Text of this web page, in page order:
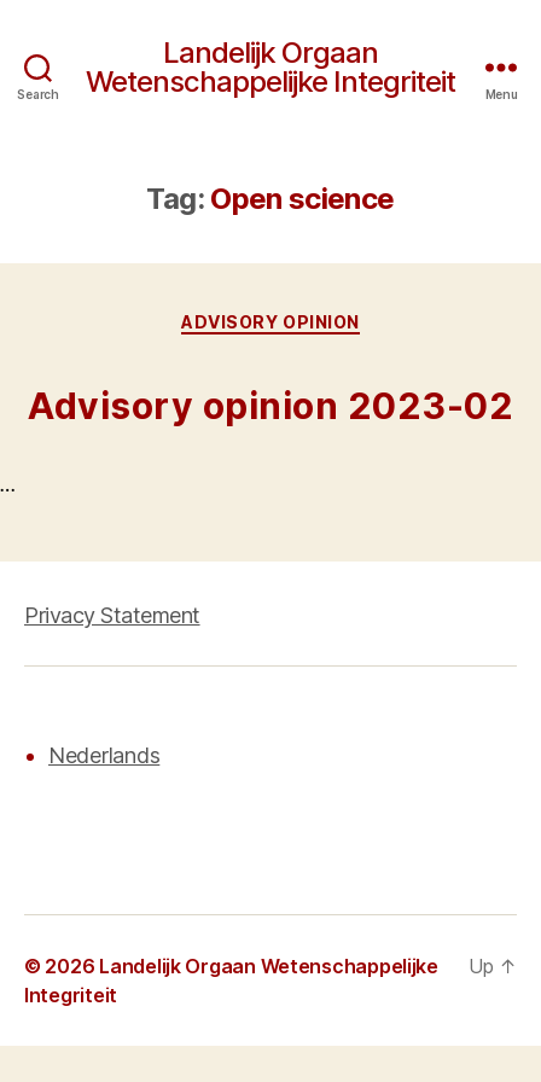
Search
Landelijk Orgaan
Wetenschappelijke Integriteit
Menu
Tag: Open science
Categories
ADVISORY OPINION
Advisory opinion 2023-02
…
Privacy Statement
Nederlands
© 2026 Landelijk Orgaan Wetenschappelijke
Integriteit
Up ↑